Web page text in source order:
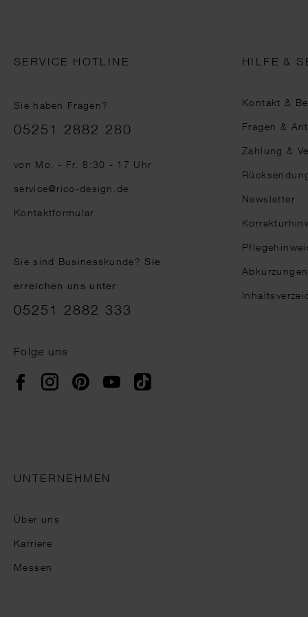
SERVICE HOTLINE
Sie haben Fragen?
Telefonnummer
05251 2882 280
von Mo. - Fr. 8:30 - 17 Uhr
service@rico-design.de
Kontaktformular
Sie sind Businesskunde?Sie
erreichen uns unter
05251 2882 333
Folge uns
FacebookInstagramPinterestYouTubeTikTok
HILFE &
Kontakt &
Fragen &
Zahlung &
Newsletter
Abkürzungen
UNTERNEHMEN
Über uns
Karriere
Messen